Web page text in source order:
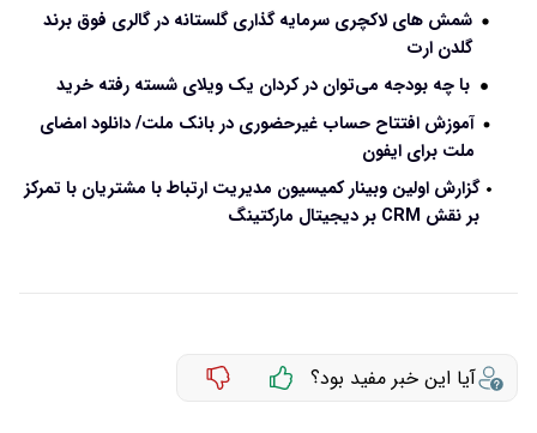
شمش های لاکچری سرمایه گذاری گلستانه‌ در گالری فوق برند
گلدن ارت
با چه بودجه می‌توان در کردان یک ویلای شسته رفته خرید
آموزش افتتاح حساب غیرحضوری در بانک ملت/ دانلود امضای
ملت برای ایفون
گزارش اولین وبینار کمیسیون مدیریت ارتباط با مشتریان با تمرکز
بر نقش CRM بر دیجیتال مارکتینگ
آیا این خبر مفید بود؟